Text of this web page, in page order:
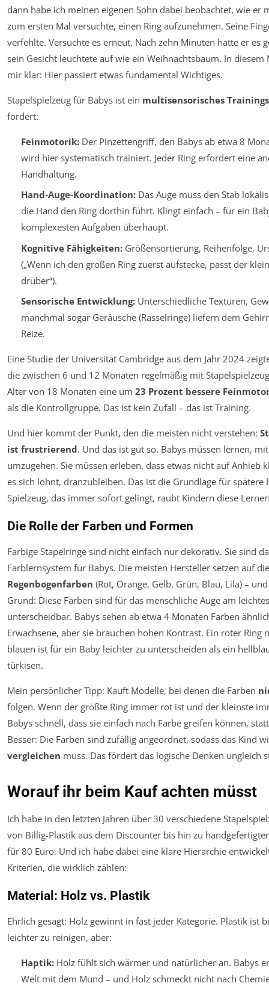
dann habe ich meinen eigenen Sohn dabei beobachtet, wie er
zum ersten Mal versuchte, einen Ring aufzunehmen. Seine
verfehlte. Versuchte es erneut. Nach zehn Minuten hatte er es
sein Gesicht leuchtete auf wie ein Weihnachtsbaum. In
mir klar: Hier passiert etwas fundamental Wichtiges.
Stapelspielzeug für Babys ist ein multisensorisches
fordert:
Feinmotorik:Der Pinzettengriff, den Babys ab etwa 8
wird hier systematisch trainiert. Jeder Ring erfordert eine
Handhaltung.
Hand-Auge-Koordination:Das Auge muss den Stab
die Hand den Ring dorthin führt. Klingt einfach – für ein
komplexesten Aufgaben überhaupt.
Kognitive Fähigkeiten:Größensortierung, Reihenfolge,
(„Wenn ich den großen Ring zuerst aufstecke, passt der
drüber“).
Sensorische Entwicklung:Unterschiedliche Texturen,
manchmal sogar Geräusche (Rasselringe) liefern dem
Reize.
Eine Studie der Universität Cambridge aus dem Jahr 2024
die zwischen 6 und 12 Monaten regelmäßig mit
Alter von 18 Monaten eine um 23 Prozent bessere
als die Kontrollgruppe. Das ist kein Zufall – das ist Training.
Und hier kommt der Punkt, den die meisten nicht verstehen:
ist frustrierend. Und das ist gut so. Babys müssen lernen,
umzugehen. Sie müssen erleben, dass etwas nicht auf Anhieb
es sich lohnt, dranzubleiben. Das ist die Grundlage für spätere
Spielzeug, das immer sofort gelingt, raubt Kindern diese
Die Rolle der Farben und Formen
Farbige Stapelringe sind nicht einfach nur dekorativ. Sie sind
Farblernsystem für Babys. Die meisten Hersteller setzen auf die
Regenbogenfarben (Rot, Orange, Gelb, Grün, Blau, Lila) –
Grund: Diese Farben sind für das menschliche Auge am
unterscheidbar. Babys sehen ab etwa 4 Monaten Farben
Erwachsene, aber sie brauchen hohen Kontrast. Ein roter Ring
blauen ist für ein Baby leichter zu unterscheiden als ein
türkisen.
Mein persönlicher Tipp: Kauft Modelle, bei denen die Farben
folgen. Wenn der größte Ring immer rot ist und der kleinste
Babys schnell, dass sie einfach nach Farbe greifen können,
Besser: Die Farben sind zufällig angeordnet, sodass das Kind
vergleichen muss. Das fördert das logische Denken ungleich
Worauf ihr beim Kauf achten müsst
Ich habe in den letzten Jahren über 30 verschiedene
von Billig-Plastik aus dem Discounter bis hin zu
für 80 Euro. Und ich habe dabei eine klare Hierarchie
Kriterien, die wirklich zählen:
Material: Holz vs. Plastik
Ehrlich gesagt: Holz gewinnt in fast jeder Kategorie. Plastik ist
leichter zu reinigen, aber:
Haptik:Holz fühlt sich wärmer und natürlicher an. Babys
Welt mit dem Mund – und Holz schmeckt nicht nach